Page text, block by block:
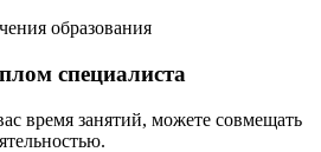
специалиста
время занятий, можете совмещать